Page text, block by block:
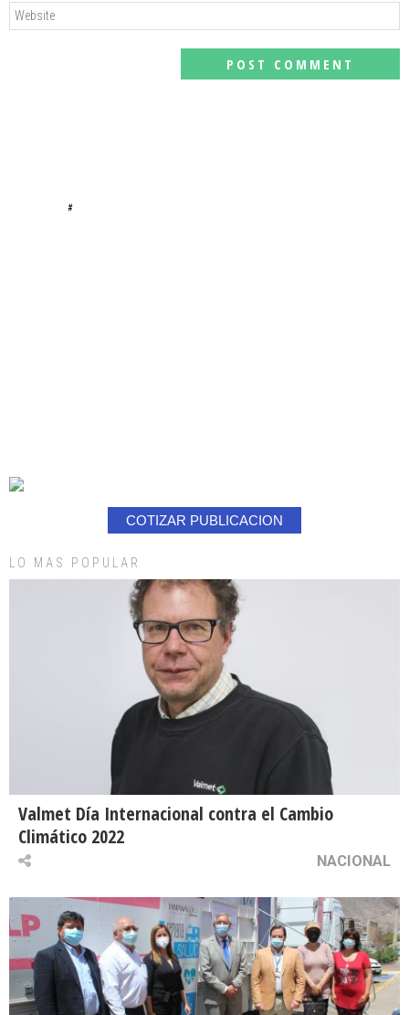
#
COTIZAR PUBLICACION
LO MAS POPULAR
Valmet Día Internacional contra el Cambio
Climático 2022
NACIONAL